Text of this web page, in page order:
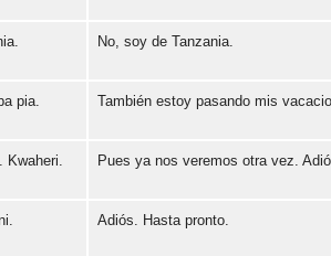
Error loading: "https://www.idiomaspc.com/curso-aprender-suajili-basico/audio/3010.mp3"
Error loading: "https://www.idiomaspc.com/curso-aprender-suajili-basico/audio/3011.mp3"
No, soy de Tanzania.
Error loading: "https://www.idiomaspc.com/curso-aprender-suajili-basico/audio/3012.mp3"
pia. También estoy pasando mis
Kwaheri. Pues ya nos veremos otra vez.
Adiós. Hasta pronto.